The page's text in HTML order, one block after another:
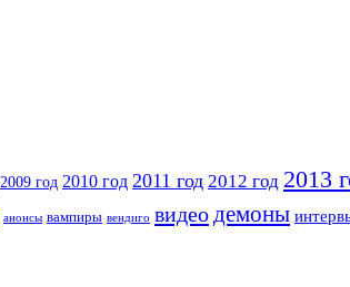
2009 год 2010 год 2011 год 2012 год 2013
анонсы вампиры вендиго видео демоны